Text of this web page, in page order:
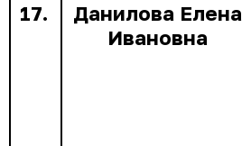
17.
Данилова Елена
Ивановна